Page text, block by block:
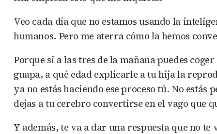
Veo cada día que no estamos usando la
humanos. Pero me aterra cómo la hemos
Porque si a las tres de la mañana puedes
guapa, a qué edad explicarle a tu hija la
ya no estás haciendo ese proceso tú. No
dejas a tu cerebro convertirse en el vago que
Y además, te va a dar una respuesta que no